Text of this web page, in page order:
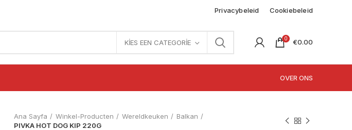
Privacybeleid Cookiebeleid
KIES EEN CATEGORIE 0 €0.00
OVER ONS
Ana Sayfa Winkel-Producten Wereldkeuken
Balkan
PIVKA HOT DOG KIP 220G